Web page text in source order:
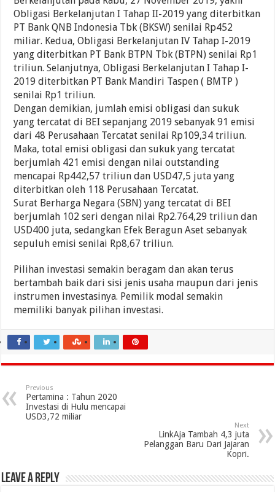
Obligasi Berkelanjutan I Tahap II-2019 yang diterbitkan
PT Bank QNB Indonesia Tbk (BKSW) senilai Rp452
miliar. Kedua, Obligasi Berkelanjutan IV Tahap I-2019
yang diterbitkan PT Bank BTPN Tbk (BTPN) senilai Rp1
triliun. Selanjutnya, Obligasi Berkelanjutan I Tahap I-
2019 diterbitkan PT Bank Mandiri Taspen ( BMTP )
senilai Rp1 triliun.
Dengan demikian, jumlah emisi obligasi dan sukuk
yang tercatat di BEI sepanjang 2019 sebanyak 91 emisi
dari 48 Perusahaan Tercatat senilai Rp109,34 triliun.
Maka, total emisi obligasi dan sukuk yang tercatat
berjumlah 421 emisi dengan nilai outstanding
mencapai Rp442,57 triliun dan USD47,5 juta yang
diterbitkan oleh 118 Perusahaan Tercatat.
Surat Berharga Negara (SBN) yang tercatat di BEI
berjumlah 102 seri dengan nilai Rp2.764,29 triliun dan
USD400 juta, sedangkan Efek Beragun Aset sebanyak
sepuluh emisi senilai Rp8,67 triliun.
Pilihan investasi semakin beragam dan akan terus
bertambah baik dari sisi jenis usaha maupun dari jenis
instrumen investasinya. Pemilik modal semakin
memiliki banyak pilihan investasi.
Previous
Pertamina : Tahun 2020
Investasi di Hulu mencapai
USD3,72 miliar
Next
LinkAja Tambah 4,3 juta
Pelanggan Baru Dari Jajaran
Kopri.
Leave a Reply